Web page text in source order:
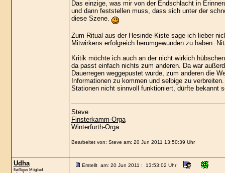
Das einzige, was mir von der Endschlacht in
und dann feststellen muss, dass sich unter der
diese Szene.
Zum Ritual aus der Hesinde-Kiste sage ich lieber
Mitwirkens erfolgreich herumgewunden zu haben.
Kritik möchte ich auch an der nicht wirkich
da passt einfach nichts zum anderen. Da war
Dauerregen weggepustet wurde, zum anderen die
Informationen zu kommen und selbige zu
Stationen nicht sinnvoll funktioniert, dürfte bekannt
Steve
Finsterkamm-Orga
Winterfurth-Orga
Bearbeitet von: Steve am: 20 Jun 2011 13:50:39 Uhr
Udha
fleißiges Mitglied
Erstellt am: 20 Jun 2011 : 13:53:02 Uhr